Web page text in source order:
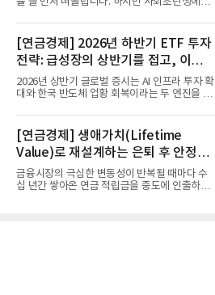
[연금경제] 2026년 하반기 ETF 투자
전략: 급성장의 상반기를 접고, 이제
'실적'이 가르는 하반기를 맞다
2026년 상반기 글로벌 증시는 AI 인프라 투자 확
대와 한국 반도체 업황 회복이라는 두 엔진을 달
[연금경제] 생애가치(Lifetime
Value)로 재설계하는 은퇴 후 안정적
생활보장과 평생소득 전략
금융시장의 극심한 변동성이 반복될 때마다 수
십 년간 쌓아온 연금 적립금을 중도에 인출하거